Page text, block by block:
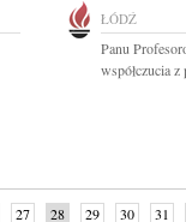
ŁÓDŹ
Panu
współczucia
27 28 29 30 31